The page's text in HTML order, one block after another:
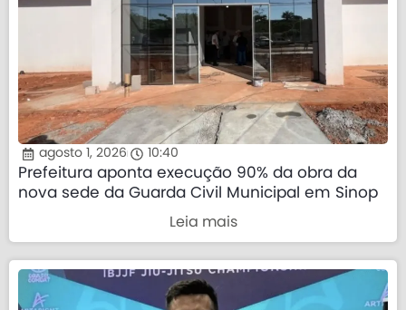
agosto 1, 2026 10:40
Prefeitura aponta execução 90% da obra da
nova sede da Guarda Civil Municipal em Sinop
Leia mais